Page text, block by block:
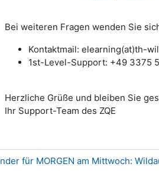
Bei weiteren Fragen wenden Sie
Kontaktmail: elearning(at)th-
1st-Level-Support: +49 3375
Herzliche Grüße und bleiben Sie
Ihr Support-Team des ZQE
für MORGEN am Mittwoch: